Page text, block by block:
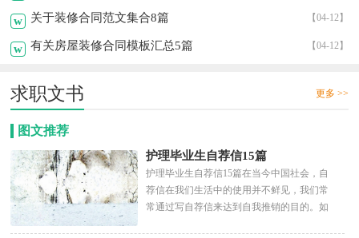
w 【04-12】
关于装修合同范文集合8篇
w 【04-12】
有关房屋装修合同模板汇总5篇
求职文书 更多 >>
图文推荐
护理毕业生自荐信15篇
护理毕业生自荐信15篇在当今中国社会，自
荐信在我们生活中的使用并不鲜见，我们常
常通过写自荐信来达到自我推销的目的。如